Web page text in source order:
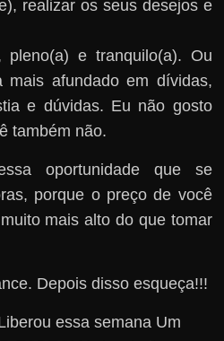
realizar os seus desejos e
pleno(a) e tranquilo(a). Ou
mais afundado em dívidas,
e dúvidas. Eu não gosto
também não.
oportunidade que se
porque o preço de você
mais alto do que tomar
Depois disso esqueça!!!
essa semana Um